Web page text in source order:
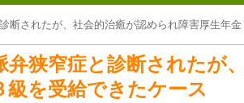
断されたが、社会的治癒が認められ障害厚生年
弁狭窄症と診断されたが
級を受給できたケース